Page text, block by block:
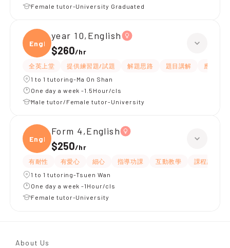
Female tutor-University Graduated
Engli
year 10,English
$260/hr
全英上堂 提供練習題/試題 解題思路 題目講解
應試策略
1 to 1 tutoring-Ma On Shan
One day a week -1.5Hour/cls
Male tutor/Female tutor-University
Engli
Form 4,English
$250/hr
有耐性 有愛心 細心 指導功課 互動教學
課程設計
1 to 1 tutoring-Tsuen Wan
One day a week -1Hour/cls
Female tutor-University
About Us